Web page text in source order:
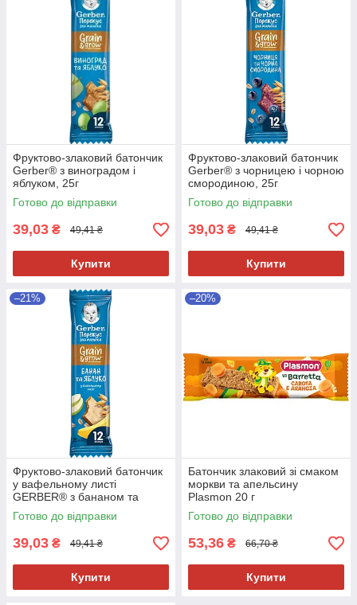
Фруктово-злаковий батончик
Gerber® з виноградом і
яблуком, 25г
Готово до відправки
39,03 ₴ 49,41 ₴
Купити
Фруктово-злаковий батончик
Gerber® з чорницею і чорною
смородиною, 25г
Готово до відправки
39,03 ₴ 49,41 ₴
Купити
–21%
Фруктово-злаковий батончик
у вафельному листі
GERBER® з бананом та
яблуком, для дітей із 12
місяців, 25 г
Готово до відправки
39,03 ₴ 49,41 ₴
Купити
–20%
Батончик злаковий зі смаком
моркви та апельсину
Plasmon 20 г
Готово до відправки
53,36 ₴ 66,70 ₴
Купити